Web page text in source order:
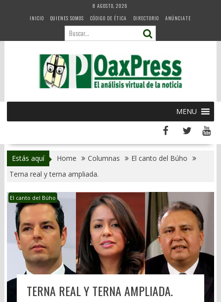
8 AGOSTO, 2026
INICIO
QUIENES SOMOS CÓDIGO DE ÉTICA DIRECTORIO ANÚNCIATE
MENU
Estás aquí Home Columnas
El canto del Búho
Terna real y terna ampliada.
El canto del Búho
TERNA REAL Y TERNA AMPLIADA.